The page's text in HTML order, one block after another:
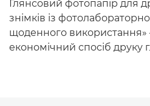
Глянсовий фотопапір для
знімків із
щоденного
економічний спосіб друку